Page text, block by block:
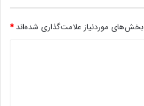
بخش‌های موردنیاز علامت‌گذاری شده‌اند*